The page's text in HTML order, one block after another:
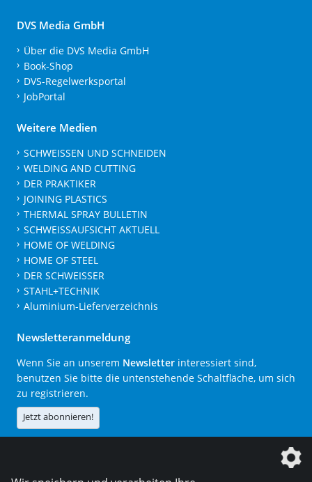
DVS Media GmbH
Über die DVS Media GmbH
Book-Shop
DVS-Regelwerksportal
JobPortal
Weitere Medien
SCHWEISSEN UND SCHNEIDEN
WELDING AND CUTTING
DER PRAKTIKER
JOINING PLASTICS
THERMAL SPRAY BULLETIN
SCHWEISSAUFSICHT AKTUELL
HOME OF WELDING
HOME OF STEEL
DER SCHWEISSER
STAHL+TECHNIK
Aluminium-Lieferverzeichnis
Newsletteranmeldung
Wenn Sie an unserem Newsletter interessiert sind,
benutzen Sie bitte die untenstehende Schaltfläche, um sich
zu registrieren.
Jetzt abonnieren!
Die DVS Media GmbH ist ein Unternehmen der